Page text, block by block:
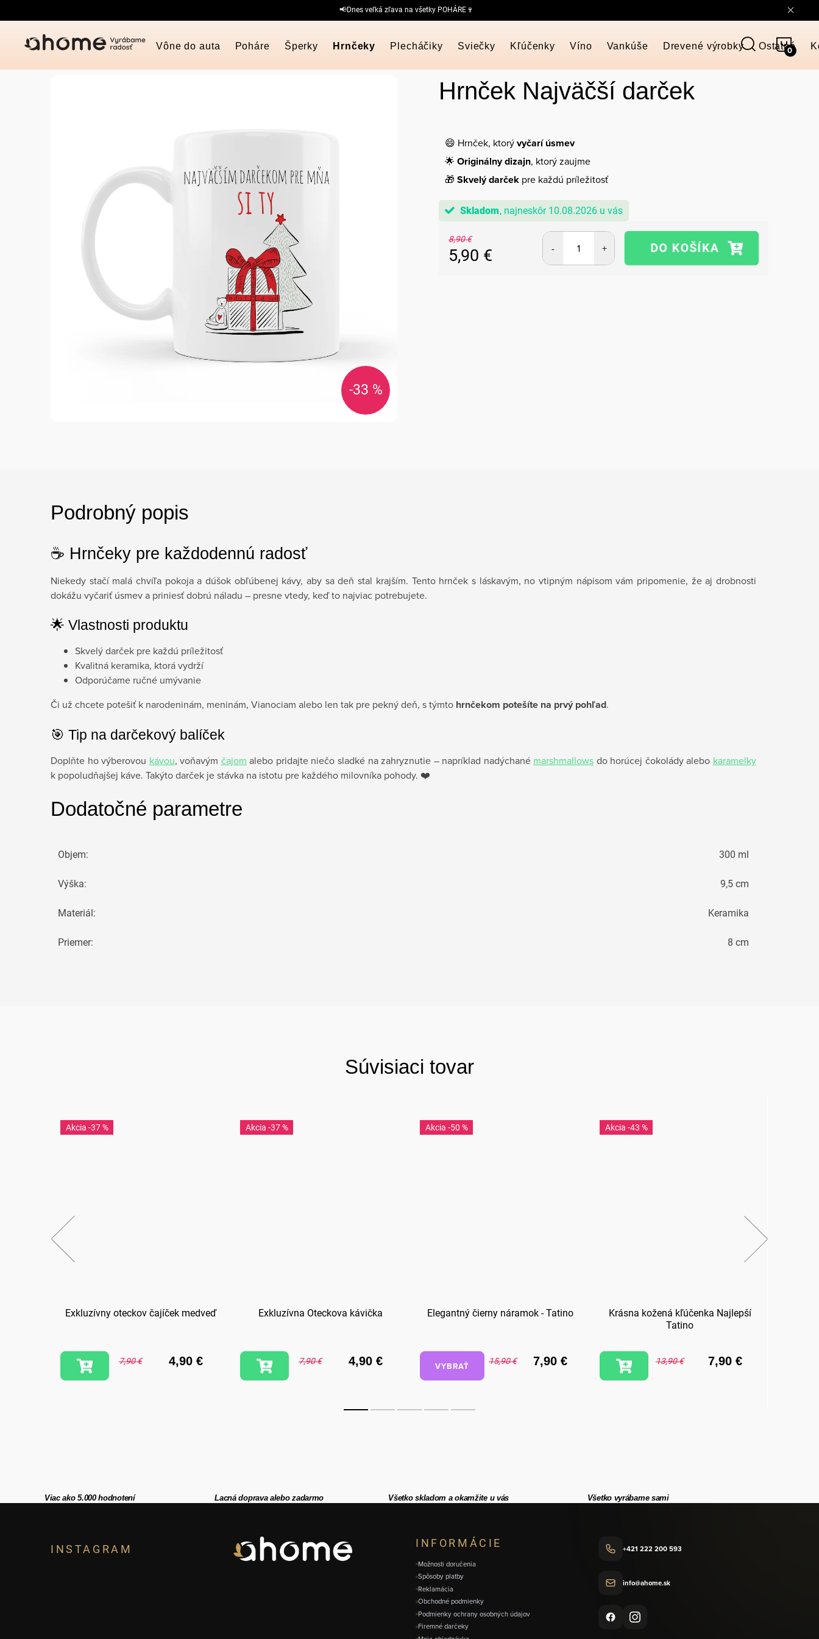
na
📢Dnes veľká zľava na všetky POHÁRE🍷
Vône do auta Poháre Šperky Hrnčeky Plecháčiky Sviečky Kľúčenky Víno Vankúše Drevené výrobky Ostatné
-33 %
Hrnček Najväčší darček
😄 Hrnček, ktorývyčarí úsmev
🌟 Originálny dizajn, ktorý zaujme
🎁 Skvelý darček pre každú príležitosť
Skladom 10.08.2026
8,90 €
5,90 €
Podrobný popis
☕ Hrnčeky pre každodennú radosť
Niekedy stačí malá chvíľa pokoja a dúšok obľúbenej kávy, aby sa deň stal krajším. Tento hrnček s láskavým, no vtipným nápisom vám pripomenie, že aj drobnosti
dokážu vyčariť úsmev a priniesť dobrú náladu – presne vtedy, keď to najviac potrebujete.
🌟 Vlastnosti produktu
Skvelý darček pre každú príležitosť
Kvalitná keramika, ktorá vydrží
Odporúčame ručné umývanie
Či už chcete potešiť k narodeninám, meninám, Vianociam alebo len tak pre pekný deň, s týmto hrnčekom potešíte na prvý pohľad.
🎯 Tip na darčekový balíček
Doplňte ho výberovou kávou, voňavým čajom alebo pridajte niečo sladké na zahryznutie – napríklad nadýchané marshmallows do horúcej čokolády alebo karamelky
k popoludňajšej káve. Takýto darček je stávka na istotu pre každého milovníka pohody. ❤️
Dodatočné parametre
Objem: 300 ml
Výška: 9,5 cm
Materiál: Keramika
Priemer: 8 cm
Súvisiaci tovar
-37 %
Exkluzívny oteckov čajíček medveď
7,90 € 4,90 €
-37 %
Exkluzívna Oteckova kávička
7,90 € 4,90 €
-50 %
Elegantný čierny náramok - Tatino
15,90 € 7,90 €
VYBRAŤ
-43 %
Krásna kožená kľúčenka Najlepší
Tatino
13,90 € 7,90 €
Viac ako 5.000 hodnotení Lacná doprava alebo zadarmo Všetko skladom a okamžite u vás Všetko vyrábame sami
INSTAGRAM INFORMÁCIE
Možnosti doručenia
Spôsoby platby
Reklamácia
Obchodné podmienky
Podmienky ochrany osobných údajov
Firemné darčeky
+421 222 200 593
info@ahome.sk